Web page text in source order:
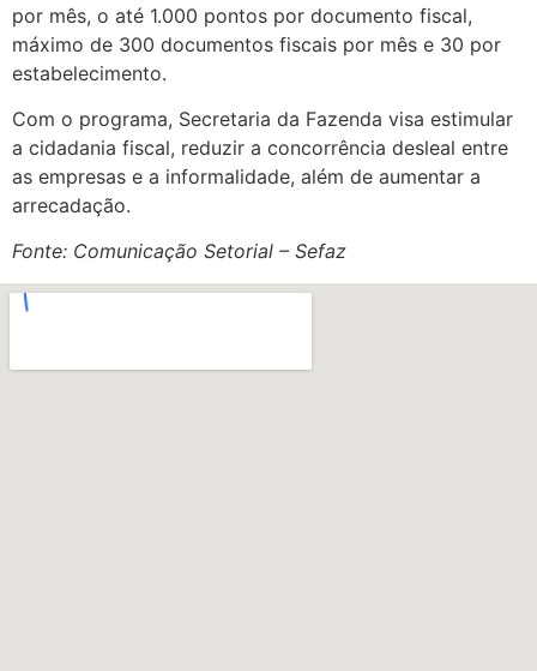
por mês, o até 1.000 pontos por documento fiscal,
máximo de 300 documentos fiscais por mês e 30 por
estabelecimento.
Com o programa, Secretaria da Fazenda visa estimular
a cidadania fiscal, reduzir a concorrência desleal entre
as empresas e a informalidade, além de aumentar a
arrecadação.
Fonte: Comunicação Setorial – Sefaz